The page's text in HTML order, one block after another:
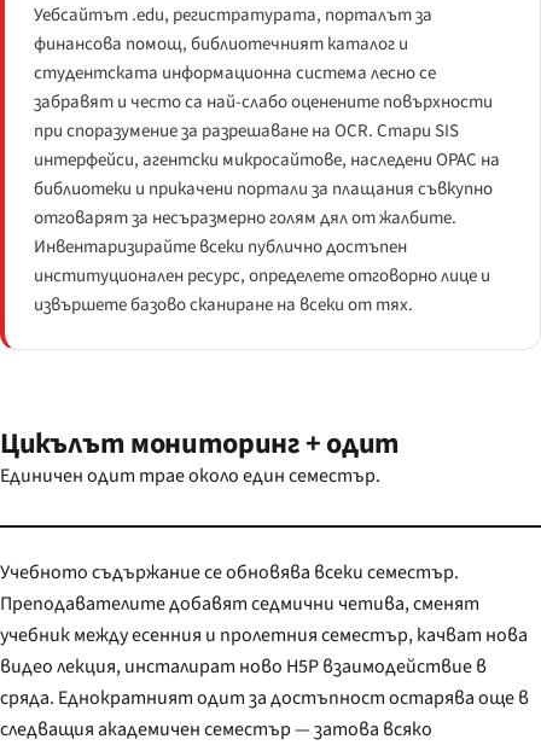
Уебсайтът .edu, регистратурата, порталът за
финансова помощ, библиотечният каталог и
студентската информационна система лесно се
забравят и често са най-слабо оценените повърхности
при споразумение за разрешаване на OCR. Стари SIS
интерфейси, агентски микросайтове, наследени OPAC на
библиотеки и прикачени портали за плащания съвкупно
отговарят за несъразмерно голям дял от жалбите.
Инвентаризирайте всеки публично достъпен
институционален ресурс, определете отговорно лице и
извършете базово сканиране на всеки от тях.
Цикълът мониторинг + одит
Единичен одит трае около един семестър.
Учебното съдържание се обновява всеки семестър.
Преподавателите добавят седмични четива, сменят
учебник между есенния и пролетния семестър, качват нова
видео лекция, инсталират ново H5P взаимодействие в
сряда. Еднократният одит за достъпност остарява още в
следващия академичен семестър — затова всяко